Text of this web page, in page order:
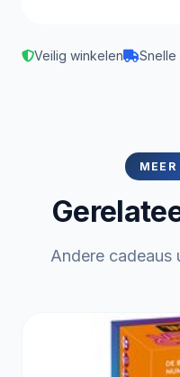
Veilig winkelen Snelle
Andere cadeaus